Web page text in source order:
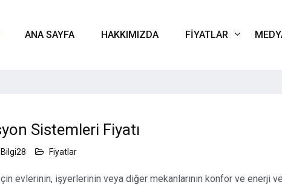
ANA SAYFA HAKKIMIZDA FIYATLAR
Sistemleri Fiyatı
Bilgi28 Fiyatlar
evlerinin, işyerlerinin veya diğer mekanlarının konfor ve enerji